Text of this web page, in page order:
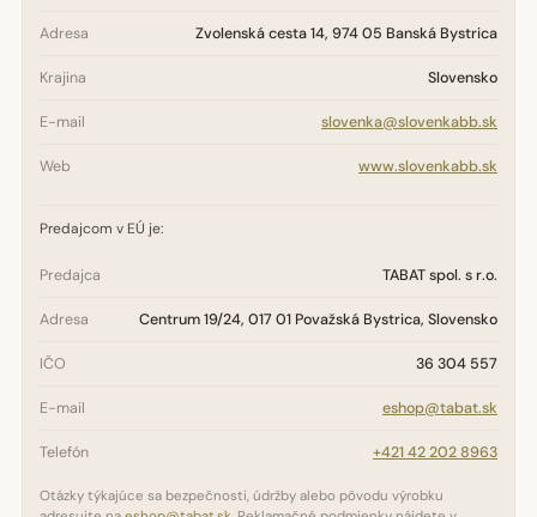
Adresa Zvolenská cesta 14, 974 05 Banská Bystrica
Krajina Slovensko
E-mail slovenka@slovenkabb.sk
Web www.slovenkabb.sk
Predajcom v EÚ je:
Predajca TABAT spol. s r.o.
Adresa Centrum 19/24, 017 01 Považská Bystrica, Slovensko
IČO 36 304 557
E-mail eshop@tabat.sk
Telefón +421 42 202 8963
Otázky týkajúce sa bezpečnosti, údržby alebo pôvodu výrobku